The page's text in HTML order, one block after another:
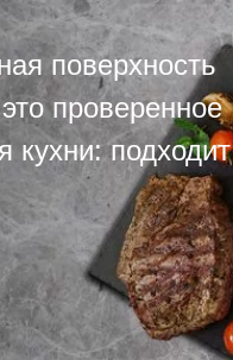
поверхность
проверенное
кухни: подходит